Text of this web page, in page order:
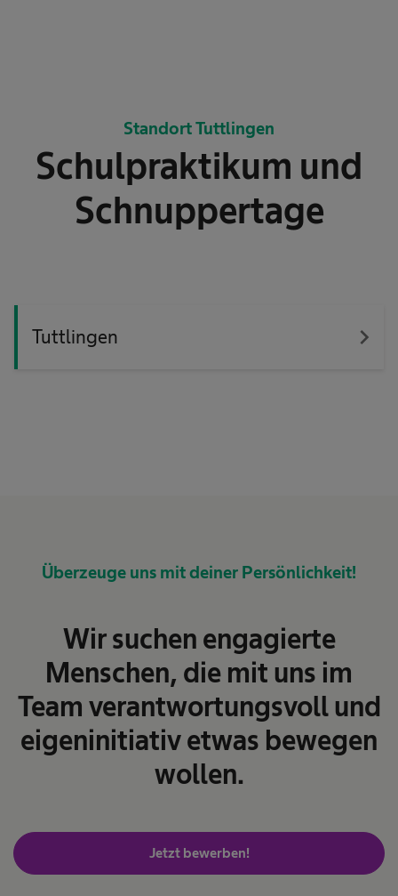
Standort Tuttlingen
Schulpraktikum und
Schnuppertage
Tuttlingen navigate_next
Überzeuge uns mit deiner Persönlichkeit!
Wir suchen engagierte
Menschen, die mit uns im
Team verantwortungsvoll und
eigeninitiativ etwas bewegen
wollen.
Jetzt bewerben!